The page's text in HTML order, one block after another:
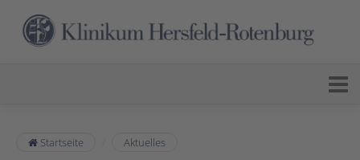
Startseite Aktuelles